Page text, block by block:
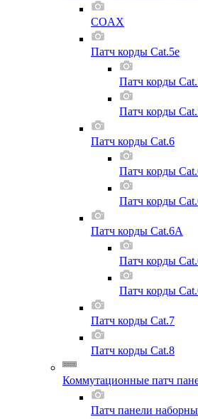
COAX
Патч корды Cat.5e
Патч корды
Патч корды
Патч корды Cat.6
Патч корды
Патч корды
Патч корды Cat.6A
Патч корды
Патч корды
Патч корды Cat.7
Патч корды Cat.8
Коммутационные патч
Патч панели